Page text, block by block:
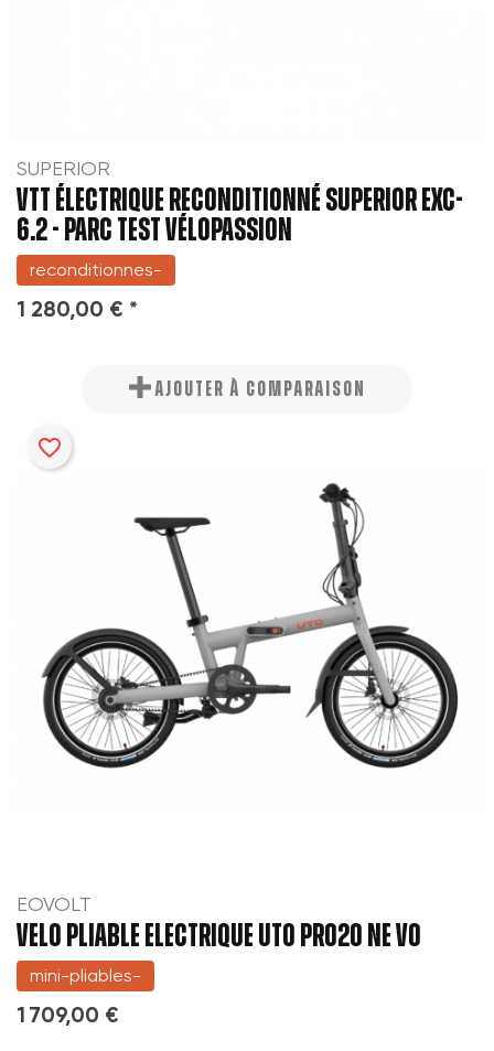
SUPERIOR
VTT ÉLECTRIQUE RECONDITIONNÉ SUPERIOR EXC-
6.2 - PARC TEST VÉLOPASSION
reconditionnes-
1 280,00 € *
AJOUTER À COMPARAISON
EOVOLT
VELO PLIABLE ELECTRIQUE UTO PRO20 NE V0
mini-pliables-
1 709,00 €
favorite_border